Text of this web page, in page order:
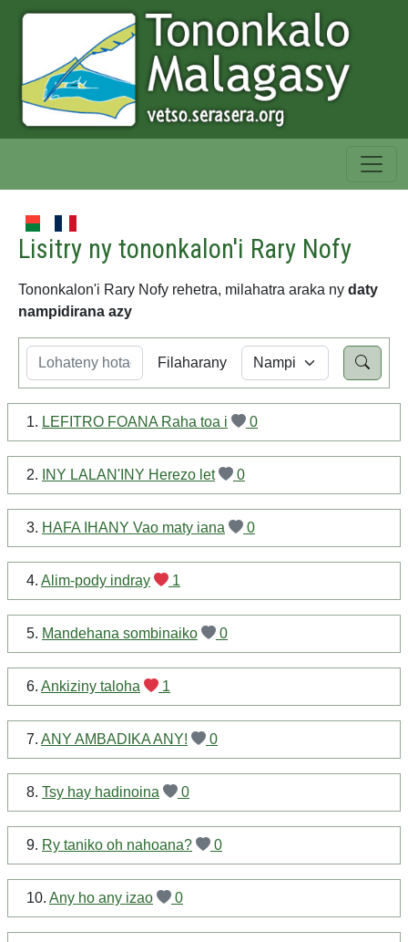
Lisitry ny tononkalon'i Rary Nofy
Tononkalon'i Rary Nofy rehetra, milahatra araka ny daty
nampidirana azy
Filaharany
1. LEFITRO FOANA Raha toa i 0
2. INY LALAN'INY Herezo let 0
3. HAFA IHANY Vao maty iana 0
4. Alim-pody indray 1
5. Mandehana sombinaiko 0
6. Ankiziny taloha 1
7. ANY AMBADIKA ANY! 0
8. Tsy hay hadinoina 0
9. Ry taniko oh nahoana? 0
10. Any ho any izao 0